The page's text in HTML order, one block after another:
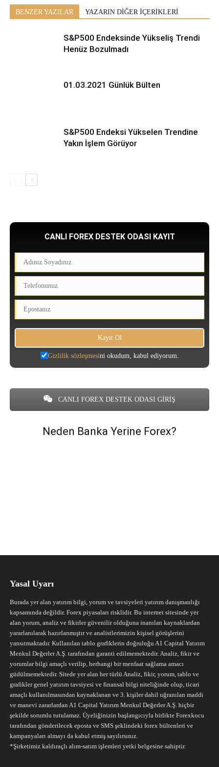
BENZER YAZILAR YAZARIN DİĞER İÇERİKLERİ
S&P500 Endeksinde Yükseliş Trendi
Henüz Bozulmadı
01.03.2021 Günlük Bülten
S&P500 Endeksi Yükselen Trendine
Yakın İşlem Görüyor
CANLI FOREX DESTEK ODASI KAYIT
Gizlilik sözleşmesini okudum, kabul ediyorum.
CANLI FOREX DESTEK ODASI GİRİŞ
Neden Banka Yerine Forex?
Yasal Uyarı
Burada yer alan yatırım bilgi, yorum ve tavsiyeleri yatırım danışmanlığı
kapsamında değildir. Forex piyasaları risklidir. Bu internet sitesinde yer
alan yorum, analiz ve fikirler güvenilir olduğuna inanılan kaynaklardan
yararlanılarak hazırlanmıştır ve analistlerimizin kişisel görüşlerini
yansıtmaktadır. Kullanılan tablo grafiklerin doğruluğu A1 Capital Yatırım
Menkul Değerler A.Ş. tarafından garanti edilmemektedir. Analiz, fikir ve
yorumlar bilgi amaçlı verilip, herhangi bir menfaat sağlama amacı
güdülmemektedir. Sitede yer alan her türlü Analiz, fikir, yorum, tablo ve
grafikler genel yatırım tavsiyesi ve finansal bilgi niteliğinde olup, ticari
amaçlı kullanılmasından kaynaklanan ve 3. kişiler dahil uğranılan maddi
ve manevi zararlardan A1 Capital Yatırım Menkul Değerler A.Ş. hiçbir
şekilde sorumlu tutulamaz. Üyeliğinizin başlangıcıyla birlikte Forexkocu
tarafından gönderilecek eposta ve SMS şeklindeki forex bültenleri ve
kampanyaları almayı da kabul etmiş sayılırsınız.
*Şirketimiz kaldıraçlı alım-satım işlemleri yetki belgesine sahiptir.